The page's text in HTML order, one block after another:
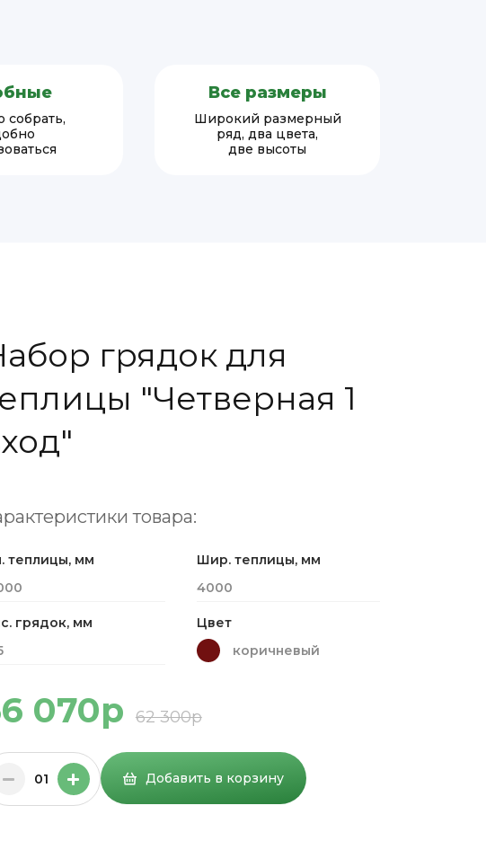
собрать,
Все размеры
Широкий размерный
ряд, два цвета,
две высоты
грядок для
"Четверная 1
товара:
теплицы, мм
Шир. теплицы, мм
4000
грядок, мм
Цвет
коричневый
070р 62 300р
01 Добавить в корзину